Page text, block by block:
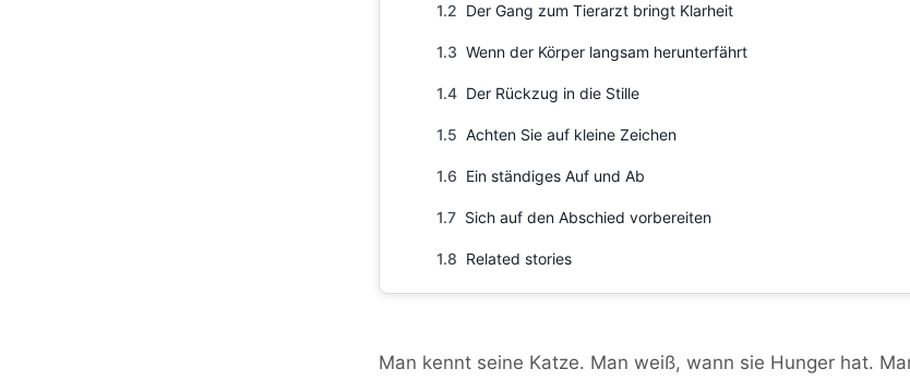
1.2 Der Gang zum Tierarzt bringt Klarheit
1.3 Wenn der Körper langsam herunterfährt
1.4 Der Rückzug in die Stille
1.5 Achten Sie auf kleine Zeichen
1.6 Ein ständiges Auf und Ab
1.7 Sich auf den Abschied vorbereiten
1.8 Related stories
Man kennt seine Katze. Man weiß, wann sie Hunger hat.